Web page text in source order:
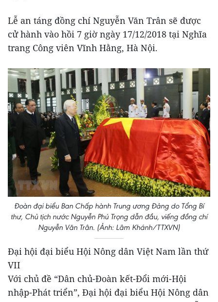
Lễ an táng đồng chí Nguyễn Văn Trân sẽ được
cử hành vào hồi 7 giờ ngày 17/12/2018 tại Nghĩa
trang Công viên Vĩnh Hằng, Hà Nội.
Đoàn đại biểu Ban Chấp hành Trung ương Đảng do Tổng Bí
thư, Chủ tịch nước Nguyễn Phú Trọng dẫn đầu, viếng đồng chí
Nguyễn Văn Trân. (Ảnh: Lâm Khánh/TTXVN)
Đại hội đại biểu Hội Nông dân Việt Nam lần thứ
VII
Với chủ đề “Dân chủ-Đoàn kết-Đổi mới-Hội
nhập-Phát triển”, Đại hội đại biểu Hội Nông dân